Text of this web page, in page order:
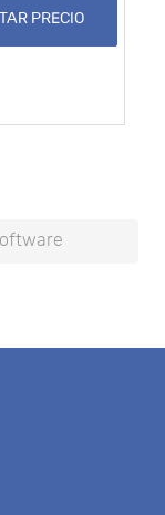
PRECIO